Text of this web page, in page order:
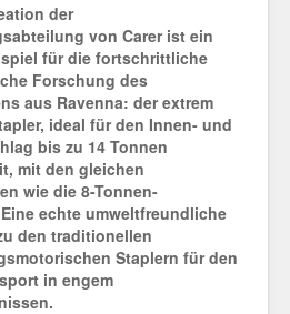
der
von Carer ist ein
für die fortschrittliche
Forschung des
aus Ravenna: der extrem
ideal für den Innen- und
bis zu 14 Tonnen
mit den gleichen
wie die 8-Tonnen-
echte umweltfreundliche
den traditionellen
Staplern für den
in engem